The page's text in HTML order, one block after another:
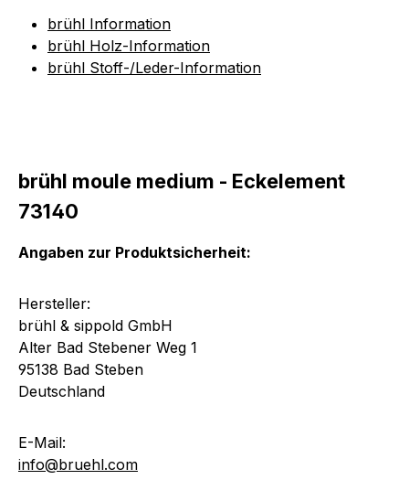
brühl Information
brühl Holz-Information
brühl Stoff-/Leder-Information
brühl moule medium - Eckelement
73140
Angaben zur Produktsicherheit:
Hersteller:
brühl & sippold GmbH
Alter Bad Stebener Weg 1
95138 Bad Steben
Deutschland
E-Mail:
info@bruehl.com